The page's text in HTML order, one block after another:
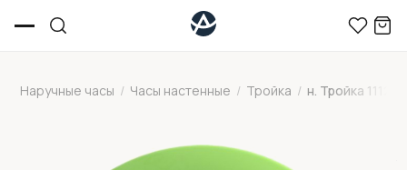
Наручные часы / Часы настенные / Тройка / н. Тройка